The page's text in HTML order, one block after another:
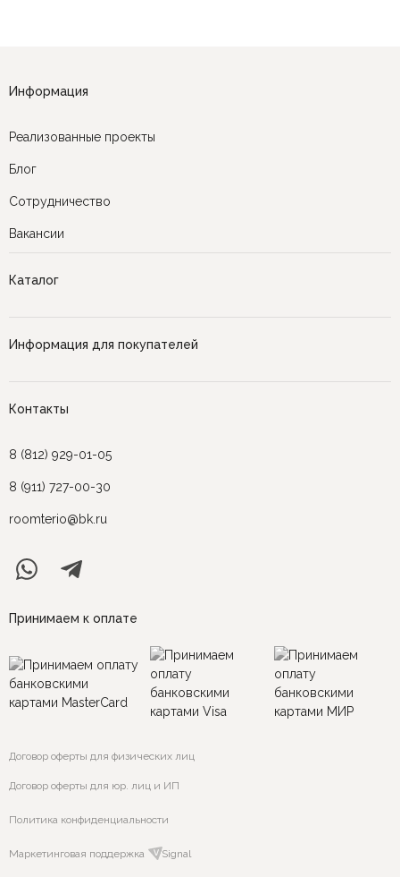
Информация
Реализованные проекты
Блог
Сотрудничество
Вакансии
Каталог
Информация для покупателей
Контакты
8 (812) 929-01-05
8 (911) 727-00-30
roomterio@bk.ru
Принимаем к оплате
Договор оферты для физических лиц
Договор оферты для юр. лиц и ИП
Политика конфиденциальности
Маркетинговая поддержка VSignal